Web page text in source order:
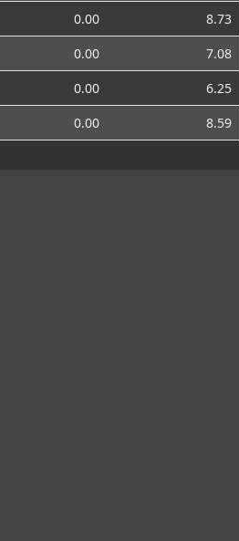
0.00
8.73
0.00
7.08
0.00
6.25
0.00 8.59